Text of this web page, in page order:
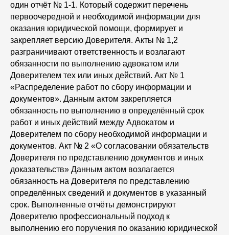
один отчёт № 1-1. Который содержит перечень
первоочередной и необходимой информации для
оказания юридической помощи, формирует и
закрепляет версию Доверителя. Акты № 1,2
разграничивают ответственность и возлагают
обязанности по выполнению адвокатом или
Доверителем тех или иных действий. Акт № 1
«Распределение работ по сбору информации и
документов». Данным актом закрепляется
обязанность по выполнению в определённый срок
работ и иных действий между Адвокатом и
Доверителем по сбору необходимой информации и
документов. Акт № 2 «О согласовании обязательств
Доверителя по представлению документов и иных
доказательств» Данным актом возлагается
обязанность на Доверителя по представлению
определённых сведений и документов в указанный
срок. Выполненные отчёты демонстрируют
Доверителю профессиональный подход к
выполнению его поручения по оказанию юридической